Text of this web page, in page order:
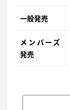
一般発売
メンバーズ
発売